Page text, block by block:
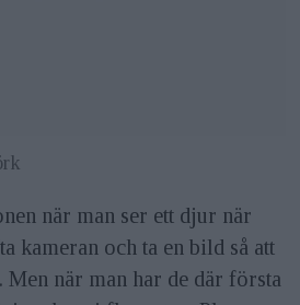
när man ser ett djur när
kameran och ta en bild så att
Men när man har de där första